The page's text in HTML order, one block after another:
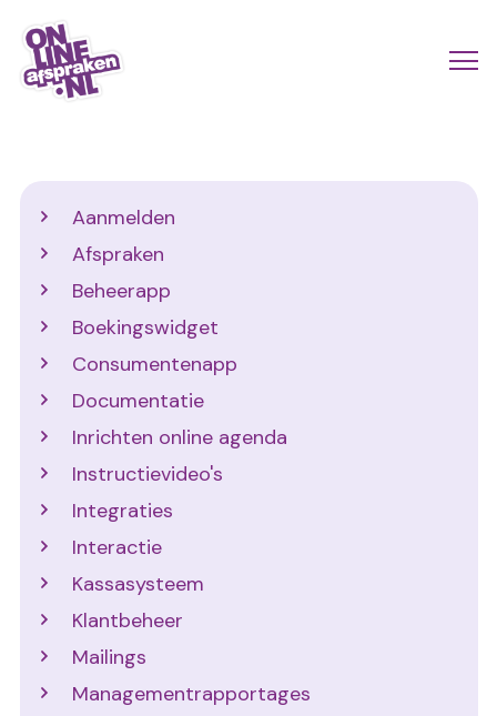
Naar
hoofdinhoud
Aanmelden
Afspraken
Beheerapp
Boekingswidget
Consumentenapp
Documentatie
Inrichten online agenda
Instructievideo's
Integraties
Interactie
Kassasysteem
Klantbeheer
Mailings
Managementrapportages